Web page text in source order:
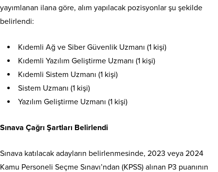
yayımlanan ilana göre, alım yapılacak pozisyonlar şu şekilde
belirlendi:
Kıdemli Ağ ve Siber Güvenlik Uzmanı (1 kişi)
Kıdemli Yazılım Geliştirme Uzmanı (1 kişi)
Kıdemli Sistem Uzmanı (1 kişi)
Sistem Uzmanı (1 kişi)
Yazılım Geliştirme Uzmanı (1 kişi)
Sınava Çağrı Şartları Belirlendi
Sınava katılacak adayların belirlenmesinde, 2023 veya 2024
Kamu Personeli Seçme Sınavı’ndan (KPSS) alınan P3 puanının